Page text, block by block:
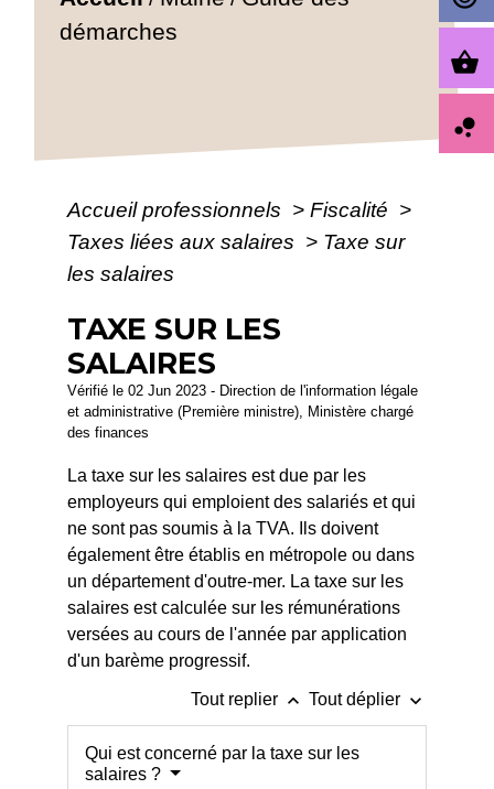
démarches
Accueil professionnels > Fiscalité >
Taxes liées aux salaires > Taxe sur
les salaires
TAXE SUR LES
SALAIRES
Vérifié le 02 Jun 2023 - Direction de l'information légale
et administrative (Première ministre), Ministère chargé
des finances
La taxe sur les salaires est due par les
employeurs qui emploient des salariés et qui
ne sont pas soumis à la TVA. Ils doivent
également être établis en métropole ou dans
un département d'outre-mer. La taxe sur les
salaires est calculée sur les rémunérations
versées au cours de l'année par application
d'un barème progressif.
Tout replier keyboard_arrow_up Tout déplier keyboard_arrow_down
Qui est concerné par la taxe sur les
salaires ?
shopping_basket
bubble_chart